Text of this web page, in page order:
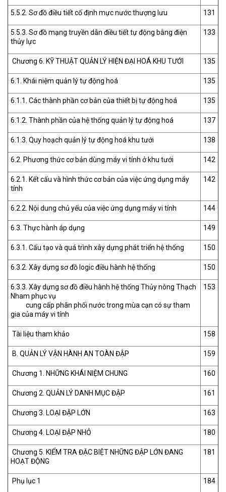
5.5.2. Sơ đồ điều tiết cố định mực nước thượng lưu 131
5.5.3. Sơ đồ mạng truyền dẫn điều tiết tự động bằng điện
thủy lực
133
Chương 6. KỸ THUẬT QUẢN LÝ HIỆN ĐẠI HOÁ KHU TƯỚI 135
6.1. Khái niệm quản lý tự động hoá 135
6.1.1. Các thành phần cơ bản của thiết bị tự động hoá 135
6.1.2. Thành phần của hệ thống quản lý tự động hoá 137
6.1.3. Quy hoạch quản lý tự động hoá khu tưới 138
6.2. Phương thức cơ bản dùng máy vi tính ở khu tưới 142
6.2.1. Kết cấu và hình thức cơ bản của việc ứng dụng máy
tính
142
6.2.2. Nội dung chủ yếu của việc ứng dụng máy vi tính 144
6.3. Thực hành áp dụng 149
6.3.1. Cấu tạo và quá trình xây dựng phát triển hệ thống 150
6.3.2. Xây dựng sơ đồ logic điều hành hệ thống 150
6.3.3. Xây dựng sơ đồ điều hành hệ thống Thủy nông Thạch
Nham phục vụ
cung cấp phân phối nước trong mùa cạn có sự tham
gia của máy vi tính
153
Tài liệu tham khảo 158
B. QUẢN LÝ VẬN HÀNH AN TOÀN ĐẬP 159
Chương 1. NHỮNG KHÁI NIỆM CHUNG 160
Chương 2. QUẢN LÝ DANH MỤC ĐẬP 161
Chương 3. LOẠI ĐẬP LỚN 163
Chương 4. LOẠI ĐẬP NHỎ 180
Chương 5. KIỂM TRA ĐẶC BIỆT NHỮNG ĐẬP LỚN ĐANG
HOẠT ĐỘNG
181
Phụ lục 1 184